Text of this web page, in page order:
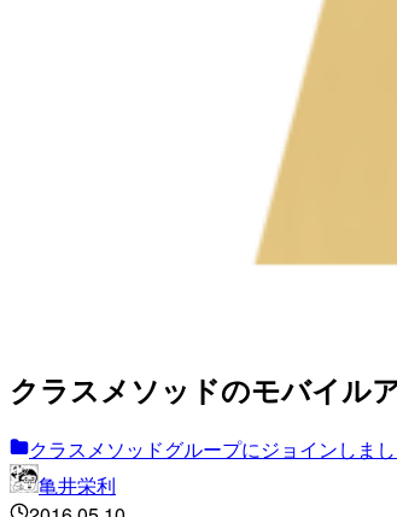
クラスメソッドのモバイル
クラスメソッドグループにジョインしま
亀井栄利